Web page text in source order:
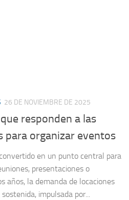
26 DE NOVIEMBRE DE 2025
responden a las
para organizar eventos
en un punto central para
presentaciones o
años, la demanda de locaciones
impulsada por...